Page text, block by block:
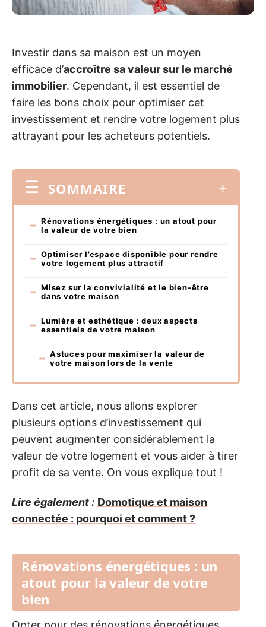
Investir dans sa maison est un moyen
efficace d’accroître sa valeur sur le marché
immobilier. Cependant, il est essentiel de
faire les bons choix pour optimiser cet
investissement et rendre votre logement plus
attrayant pour les acheteurs potentiels.
SOMMAIRE
Rénovations énergétiques : un atout pour
la valeur de votre bien
Optimiser l’espace disponible pour rendre
votre logement plus attractif
Misez sur la convivialité et le bien-être
dans votre maison
Lumière et esthétique : deux aspects
essentiels de votre maison
Astuces pour maximiser la valeur de
votre maison lors de la vente
Dans cet article, nous allons explorer
plusieurs options d’investissement qui
peuvent augmenter considérablement la
valeur de votre logement et vous aider à tirer
profit de sa vente. On vous explique tout !
Lire également : Domotique et maison
connectée : pourquoi et comment ?
Rénovations énergétiques : un
atout pour la valeur de votre
bien